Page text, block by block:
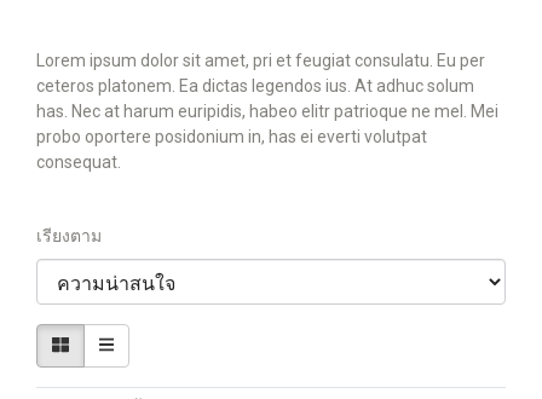
Lorem ipsum dolor sit amet, pri et feugiat consulatu. Eu per
ceteros platonem. Ea dictas legendos ius. At adhuc solum
has. Nec at harum euripidis, habeo elitr patrioque ne mel. Mei
probo oportere posidonium in, has ei everti volutpat
consequat.
เรียงตาม